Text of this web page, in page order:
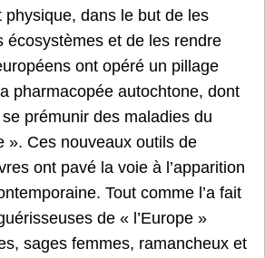
physique, dans le but de les
écosystèmes et de les rendre
ont opéré un pillage
pharmacopée autochtone, dont
prémunir des maladies du
». Ces nouveaux outils de
ont pavé la voie à l’apparition
Tout comme l’a fait
de « l’Europe »
sages femmes, ramancheux et